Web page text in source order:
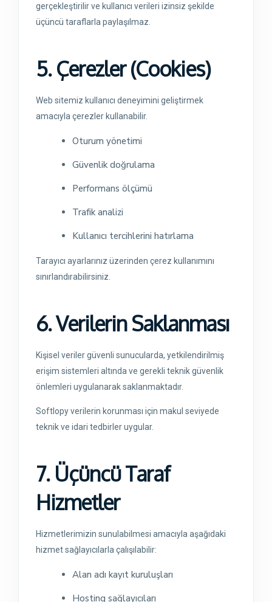
gerçekleştirilir ve kullanıcı verileri izinsiz şekilde
üçüncü taraflarla paylaşılmaz.
5. Çerezler (Cookies)
Web sitemiz kullanıcı deneyimini geliştirmek
amacıyla çerezler kullanabilir.
Oturum yönetimi
Güvenlik doğrulama
Performans ölçümü
Trafik analizi
Kullanıcı tercihlerini hatırlama
Tarayıcı ayarlarınız üzerinden çerez kullanımını
sınırlandırabilirsiniz.
6. Verilerin Saklanması
Kişisel veriler güvenli sunucularda, yetkilendirilmiş
erişim sistemleri altında ve gerekli teknik güvenlik
önlemleri uygulanarak saklanmaktadır.
Softlopy verilerin korunması için makul seviyede
teknik ve idari tedbirler uygular.
7. Üçüncü Taraf
Hizmetler
Hizmetlerimizin sunulabilmesi amacıyla aşağıdaki
hizmet sağlayıcılarla çalışılabilir:
Alan adı kayıt kuruluşları
Hosting sağlayıcıları